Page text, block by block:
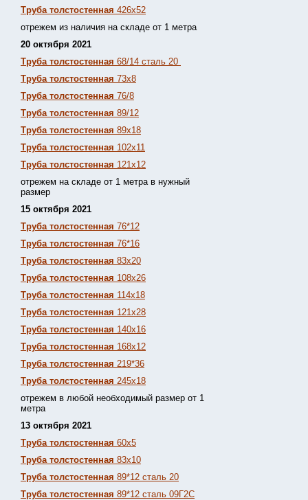
Труба толстостенная 426х52
отрежем из наличия на складе от 1 метра
20 октября 2021
Труба толстостенная 68/14 сталь 20
Труба толстостенная 73х8
Труба толстостенная 76/8
Труба толстостенная 89/12
Труба толстостенная 89х18
Труба толстостенная 102х11
Труба толстостенная 121х12
отрежем на складе от 1 метра в нужный
размер
15 октября 2021
Труба толстостенная 76*12
Труба толстостенная 76*16
Труба толстостенная 83х20
Труба толстостенная 108х26
Труба толстостенная 114х18
Труба толстостенная 121х28
Труба толстостенная 140х16
Труба толстостенная 168х12
Труба толстостенная 219*36
Труба толстостенная 245х18
отрежем в любой необходимый размер от 1
метра
13 октября 2021
Труба толстостенная 60х5
Труба толстостенная 83х10
Труба толстостенная 89*12 сталь 20
Труба толстостенная 89*12 сталь 09Г2С